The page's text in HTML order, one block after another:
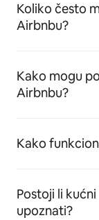
Koliko često
Airbnbu?
Kako mogu
Airbnbu?
Kako
Postoji li
upoznati?